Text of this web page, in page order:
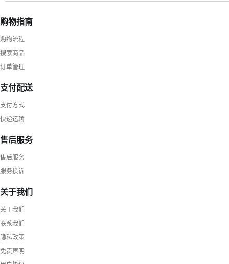
购物指南
购物流程
搜索商品
订单管理
支付配送
支付方式
快递运输
售后服务
售后服务
服务投诉
关于我们
关于我们
联系我们
隐私政策
免责声明